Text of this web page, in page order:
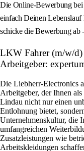
Die Online-Bewerbung
einfach Deinen
schicke die Bewerbung ab
LKW Fahrer (m/w/d)
Arbeitgeber:
Die Liebherr-Electronics
Arbeitgeber, der Ihnen
Lindau nicht nur einen
Entlohnung bietet,
Unternehmenskultur, die
umfangreichen
Zusatzleistungen wie
Arbeitskleidungen